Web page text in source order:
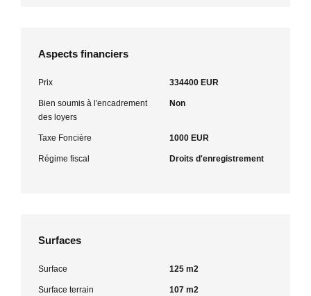
Aspects financiers
Prix 334400 EUR
Bien soumis à l'encadrement
des loyers
Non
Taxe Foncière 1000 EUR
Régime fiscal Droits d'enregistrement
Surfaces
Surface 125 m2
Surface terrain 107 m2